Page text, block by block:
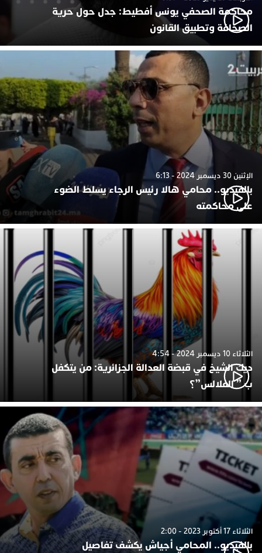
محاكمة الصحفي يونس أفطيط: جدل حول حرية
الصحافة وتطبيق القانون
الإثنين 30 ديسمبر 2024 - 6:13
بالفيديو.. محامي هالا رئيس الرجاء يسلط الضوء
على محاكمته
الثلاثاء 10 ديسمبر 2024 - 4:54
ديك الشيخ في قبضة العدالة الجزائرية: من يتكفل
ب ” الفلالس”؟
الثلاثاء 17 أكتوبر 2023 - 2:00
بالفيديو.. المحامي أجياش يكشف تفاصيل